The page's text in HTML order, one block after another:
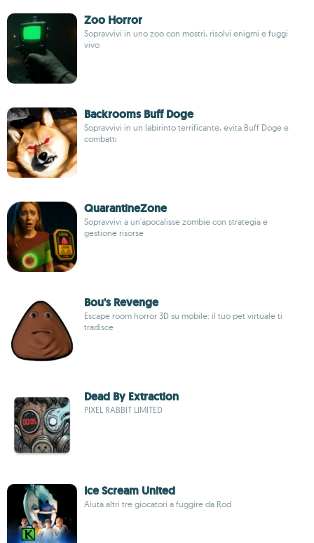
Zoo Horror
Sopravvivi in uno zoo con mostri, risolvi enigmi e fuggi
vivo
Backrooms Buff Doge
Sopravvivi in un labirinto terrificante, evita Buff Doge e
combatti
QuarantineZone
Sopravvivi a un'apocalisse zombie con strategia e
gestione risorse
Bou's Revenge
Escape room horror 3D su mobile: il tuo pet virtuale ti
tradisce
Dead By Extraction
PIXEL RABBIT LIMITED
Ice Scream United
Aiuta altri tre giocatori a fuggire da Rod